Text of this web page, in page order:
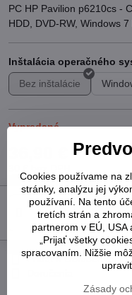
PC HP Pavilion p6210cs -
HDD, DVD-RW, Windows
Inštalácia operačného
Bez inštalácie
Vypredané
Pridať k Obľúbeným
Cookies používame na
stránky, analýzu jej
používaní. Na tento
tretích strán a
partnerom v EÚ,
„Prijať všetky
spracovaním. Nižšie
Zásady